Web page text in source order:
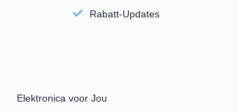
Rabatt-Updates
Elektronica voor Jou